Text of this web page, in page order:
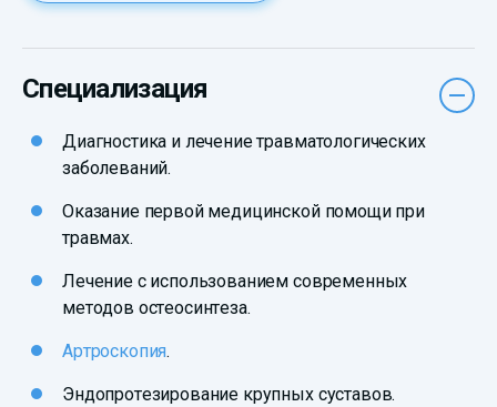
Специализация
Диагностика и лечение травматологических
заболеваний.
Оказание первой медицинской помощи при
травмах.
Лечение с использованием современных
методов остеосинтеза.
Артроскопия.
Эндопротезирование крупных суставов.